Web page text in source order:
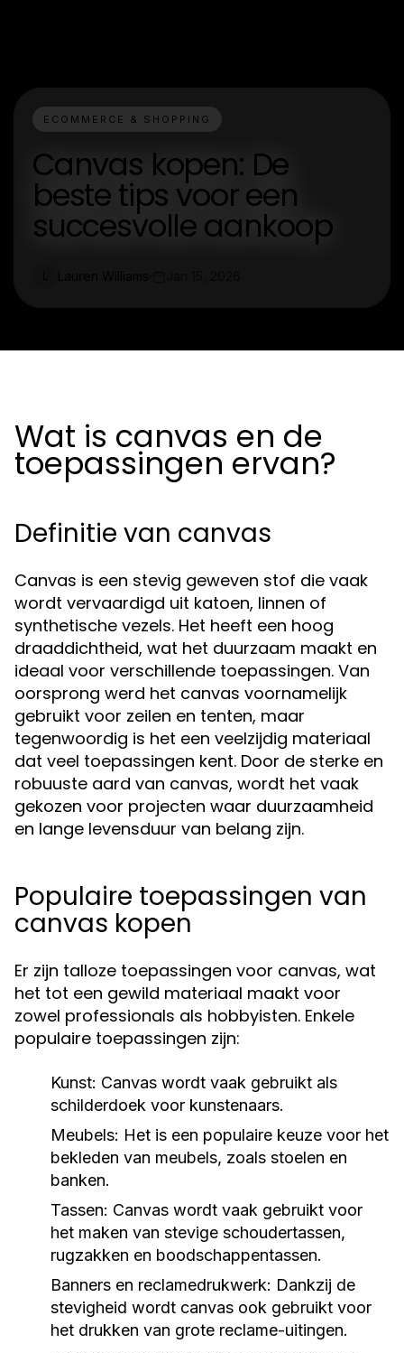
ECOMMERCE & SHOPPING
Canvas kopen: De
beste tips voor een
succesvolle aankoop
Wat is canvas en de
toepassingen ervan?
Definitie van canvas
Canvas is een stevig geweven stof die vaak
wordt vervaardigd uit katoen, linnen of
synthetische vezels. Het heeft een hoog
draaddichtheid, wat het duurzaam maakt en
ideaal voor verschillende toepassingen. Van
oorsprong werd het canvas voornamelijk
gebruikt voor zeilen en tenten, maar
tegenwoordig is het een veelzijdig materiaal
dat veel toepassingen kent. Door de sterke en
robuuste aard van canvas, wordt het vaak
gekozen voor projecten waar duurzaamheid
en lange levensduur van belang zijn.
Populaire toepassingen van
canvas kopen
Er zijn talloze toepassingen voor canvas, wat
het tot een gewild materiaal maakt voor
zowel professionals als hobbyisten. Enkele
populaire toepassingen zijn:
Kunst: Canvas wordt vaak gebruikt als
schilderdoek voor kunstenaars.
Meubels: Het is een populaire keuze voor het
bekleden van meubels, zoals stoelen en
banken.
Tassen: Canvas wordt vaak gebruikt voor
het maken van stevige schoudertassen,
rugzakken en boodschappentassen.
Banners en reclamedrukwerk: Dankzij de
stevigheid wordt canvas ook gebruikt voor
het drukken van grote reclame-uitingen.